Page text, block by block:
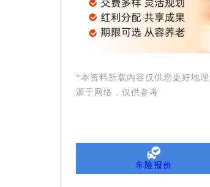
*本资料所载內容仅供您更好地
源于网络，仅供参考
车险报价